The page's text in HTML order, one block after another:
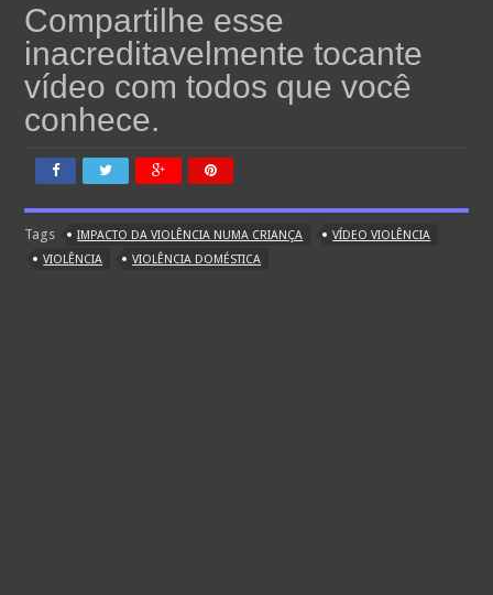
Compartilhe esse
inacreditavelmente tocante
vídeo com todos que você
conhece.
Tags IMPACTO DA VIOLÊNCIA NUMA CRIANÇA
VÍDEO VIOLÊNCIA
VIOLÊNCIA
VIOLÊNCIA DOMÉSTICA